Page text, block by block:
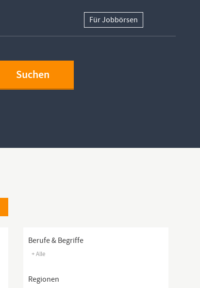
Für Jobbörsen
Berufe & Begriffe
+ Alle
Regionen